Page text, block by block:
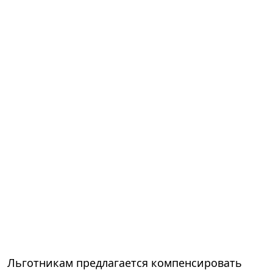
Льготникам предлагается компенсировать